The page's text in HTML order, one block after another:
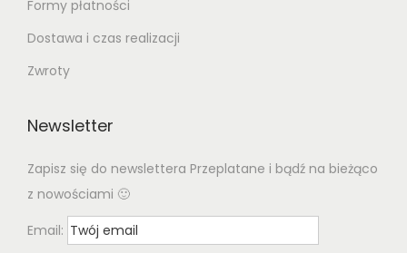
Formy płatności
Dostawa i czas realizacji
Zwroty
Newsletter
Zapisz się do newslettera Przeplatane i bądź na bieżąco
z nowościami 🙂
Email: